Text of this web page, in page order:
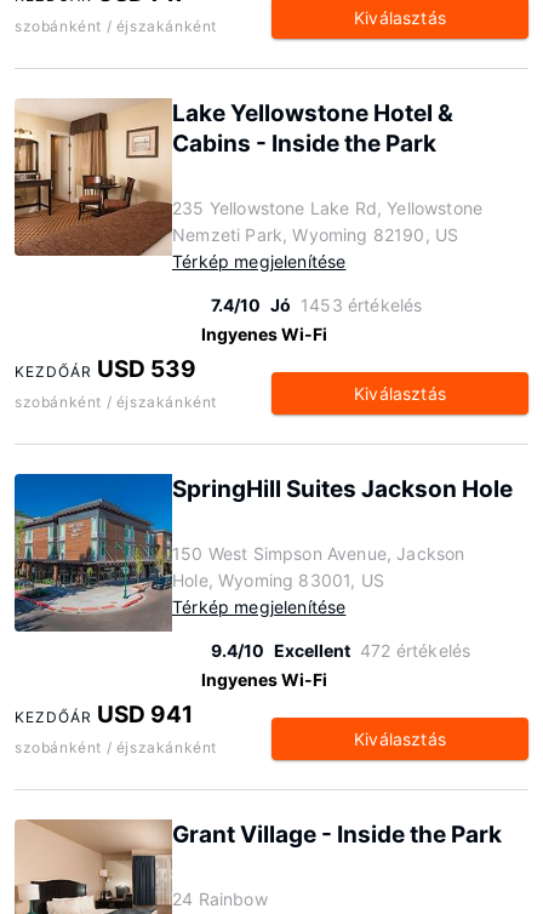
szobánként / éjszakánként Kiválasztás
Lake Yellowstone Hotel &
Cabins - Inside the Park
235 Yellowstone Lake Rd, Yellowstone
Nemzeti Park, Wyoming 82190, US
Térkép megjelenítése
7.4/10 Jó 1453 értékelés
Ingyenes Wi-Fi
KEZDŐÁR USD 539
szobánként / éjszakánként Kiválasztás
SpringHill Suites Jackson Hole
150 West Simpson Avenue, Jackson
Hole, Wyoming 83001, US
Térkép megjelenítése
9.4/10 Excellent 472 értékelés
Ingyenes Wi-Fi
KEZDŐÁR USD 941
szobánként / éjszakánként Kiválasztás
Grant Village - Inside the Park
24 Rainbow